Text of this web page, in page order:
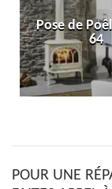
Pose de
64
POUR UNE